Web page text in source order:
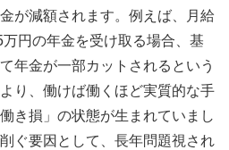
が減額されます。例えば、月給
円の年金を受け取る場合、基
年金が一部カットされるという
り、働けば働くほど実質的な手
き損」の状態が生まれていまし
ぐ要因として、長年問題視され